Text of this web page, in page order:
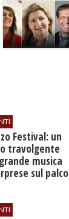
Festival: un
travolgente
musica
sul palco